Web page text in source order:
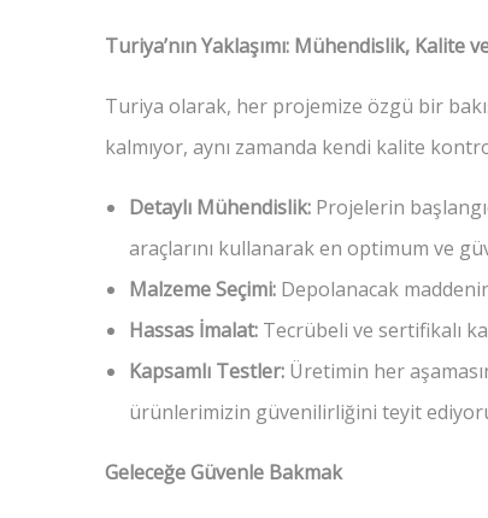
Turiya’nın Yaklaşımı: Mühendislik, Kalite
Turiya olarak, her projemize özgü bir
kalmıyor, aynı zamanda kendi kalite
Detaylı Mühendislik: Projelerin
araçlarını kullanarak en optimum ve
Malzeme Seçimi: Depolanacak
Hassas İmalat: Tecrübeli ve sertifikalı
Kapsamlı Testler: Üretimin her
ürünlerimizin güvenilirliğini teyit
Geleceğe Güvenle Bakmak